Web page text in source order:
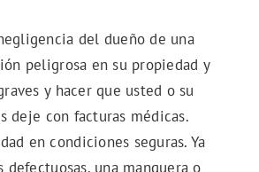
del dueño de una
peligrosa en su propiedad y
y hacer que usted o su
deje con facturas médicas.
en condiciones seguras. Ya
una manguera o